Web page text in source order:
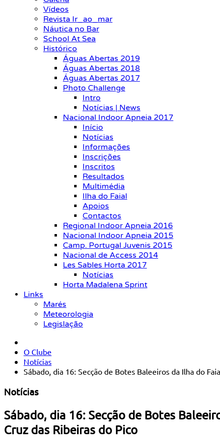
Vídeos
Revista Ir_ao_mar
Náutica no Bar
School At Sea
Histórico
Águas Abertas 2019
Águas Abertas 2018
Águas Abertas 2017
Photo Challenge
Intro
Notícias | News
Nacional Indoor Apneia 2017
Início
Notícias
Informações
Inscrições
Inscritos
Resultados
Multimédia
Ilha do Faial
Apoios
Contactos
Regional Indoor Apneia 2016
Nacional Indoor Apneia 2015
Camp. Portugal Juvenis 2015
Nacional de Access 2014
Les Sables Horta 2017
Notícias
Horta Madalena Sprint
Links
Marés
Meteorologia
Legislação
O Clube
Notícias
Sábado, dia 16: Secção de Botes Baleeiros da Ilha do
Notícias
Sábado, dia 16: Secção de Botes
Cruz das Ribeiras do Pico